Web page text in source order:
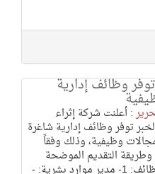
وظائف إدارية
:أعلنت شركة إثراء
توفر وظائف إدارية شاغرة
وظيفية، وذلك وفقاً
وطريقة التقديم الموضحة
أدناه. الوظائف: 1- مدير موارد بشرية: -